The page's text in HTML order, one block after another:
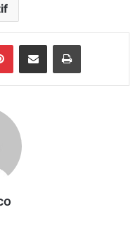
PinterestShare via Email Print